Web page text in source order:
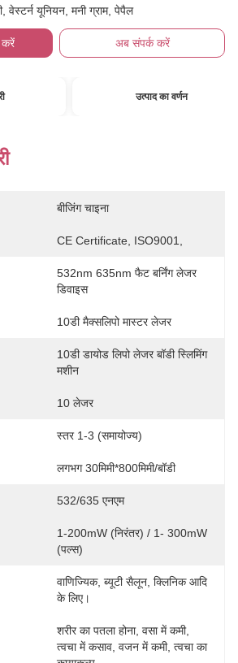
वेस्टर्न यूनियन, मनी ग्राम, पेपैल
करें अब संपर्क करें
उत्पाद का वर्णन
बीजिंग चाइना
CE Certificate, ISO9001,
532nm 635nm फैट बर्निंग लेजर
डिवाइस
10डी मैक्सलिपो मास्टर लेजर
10डी डायोड लिपो लेजर बॉडी स्लिमिंग
मशीन
10 लेजर
स्तर 1-3 (समायोज्य)
लगभग 30मिमी*800मिमी/बॉडी
532/635 एनएम
1-200mW (निरंतर) / 1- 300mW
(पल्स)
वाणिज्यिक, ब्यूटी सैलून, क्लिनिक आदि
के लिए।
शरीर का पतला होना, वसा में कमी,
त्वचा में कसाव, वजन में कमी, त्वचा का